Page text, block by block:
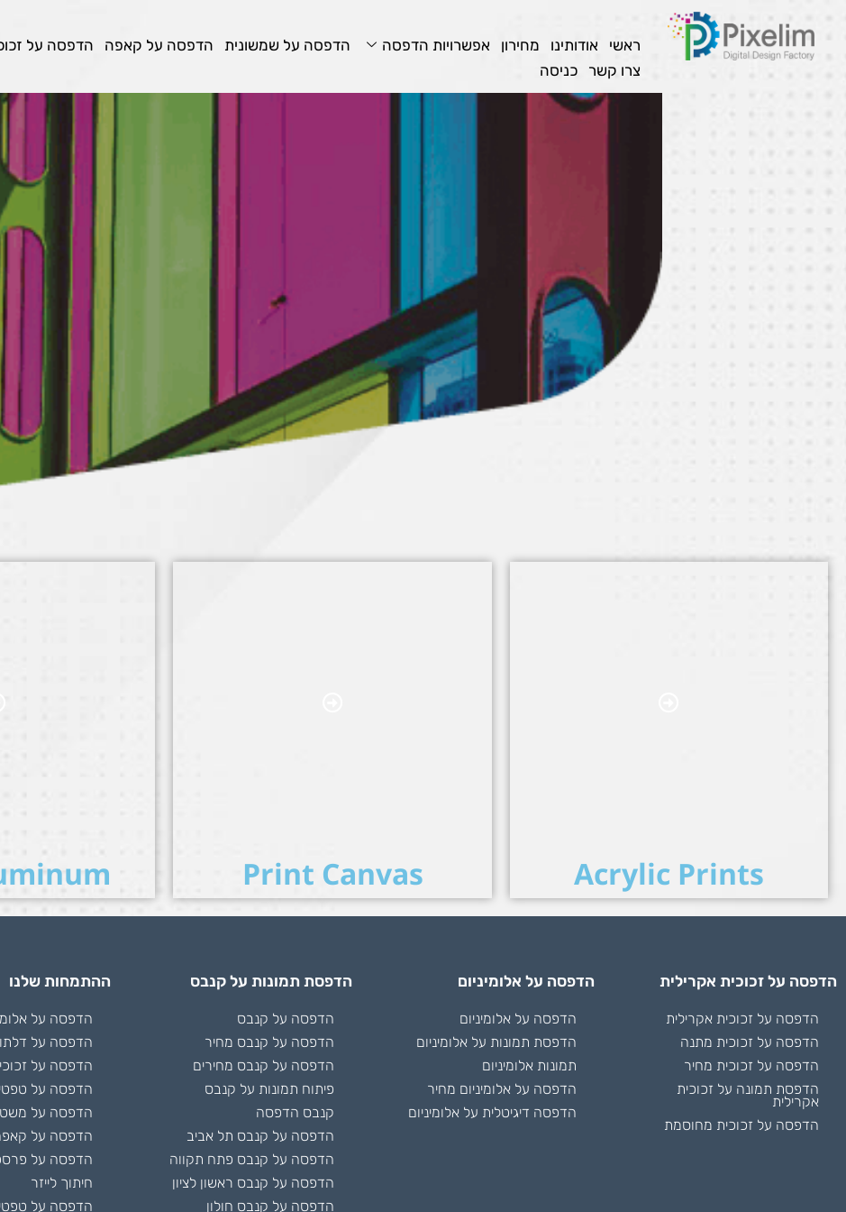
ראשי אודותינו מחירון אפשרויות הדפסה הדפסה על שמשונית הדפסה על קאפה
הדפסה על
צרו קשר
כניסה
Acrylic Prints
Print Canvas
הדפסה על זכוכית אקרילית
הדפסה על זכוכית אקרילית
הדפסה על זכוכית מתנה
הדפסה על זכוכית מחיר
הדפסת תמונה על זכוכית
אקרילית
הדפסה על זכוכית מחוסמת
הדפסה על אלומיניום
הדפסה על אלומיניום
הדפסת תמונות על אלומיניום
תמונות אלומיניום
הדפסה על אלומיניום מחיר
הדפסה דיגיטלית על אלומיניום
הדפסת תמונות על קנבס
הדפסה על קנבס
הדפסה על קנבס מחיר
הדפסה על קנבס מחירים
פיתוח תמונות על קנבס
קנבס הדפסה
הדפסה על קנבס תל אביב
הדפסה על קנבס פתח תקווה
הדפסה על קנבס ראשון לציון
הדפסה על קנבס חולון
ההתמחות שלנו
הדפסה על
הדפסה על
הדפסה על
הדפסה על
הדפסה על משטח
הדפסה על
הדפסה על
חיתוך לייזר
הדפסה על